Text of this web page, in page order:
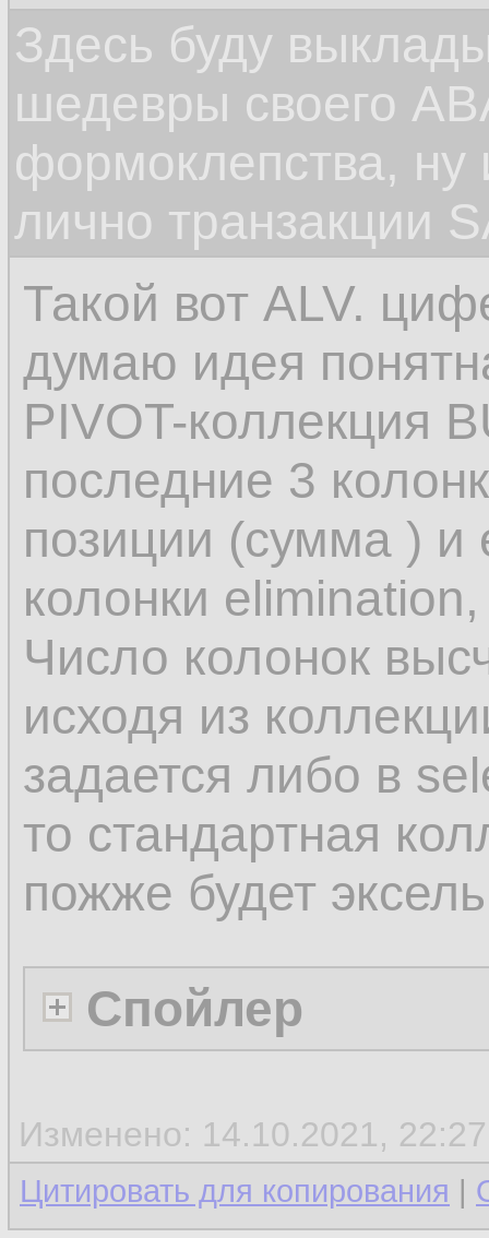
Здесь буду
шедевры своего
формоклепства,
лично транзакции
Такой вот ALV.
думаю идея
PIVOT-коллекция
последние 3
позиции (сумма ) и
колонки
Число колонок
исходя из
задается либо в
то стандартная
пожже будет эксель
Спойлер
Изменено: 14.10.2021,
Цитировать для копирования |